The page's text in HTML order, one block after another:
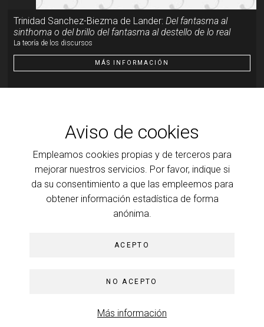
Aviso de cookies
Empleamos cookies propias y de terceros para
mejorar nuestros servicios. Por favor, indique si
da su consentimiento a que las empleemos para
obtener información estadística de forma
anónima.
ACEPTO
NO ACEPTO
Más información
Trinidad Sanchez-Biezma de Lander:Del fantasma al
sinthoma o del brillo del fantasma al destello de lo real
La teoría de los discursos
MÁS INFORMACIÓN
sinthoma o del brillo del fantasma al destello de lo real
Del brillo del fantasma al destello de lo real
MÁS INFORMACIÓN